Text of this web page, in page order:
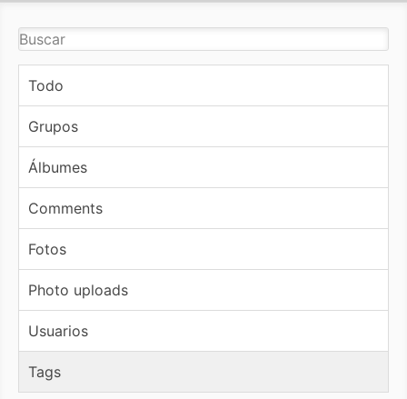
Todo
Grupos
Álbumes
Comments
Fotos
Photo uploads
Usuarios
Tags